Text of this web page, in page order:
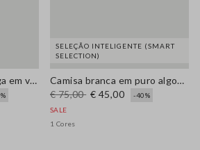
Camisa de manga longa em viscose pura com padrão de xadrez multicolorido corte regular
SELEÇÃO INTELIGENTE (SMART
SELECTION)
Camisa branca em puro algodão corte regular
€ 75,00 € 45,00
-40%
SALE
1 Cores